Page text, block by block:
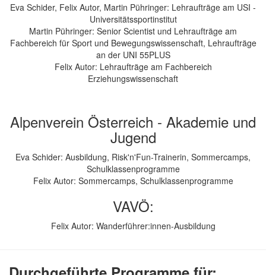
Eva Schider, Felix Autor, Martin Pühringer: Lehraufträge am USI -
Universitätssportinstitut
Martin Pühringer: Senior Scientist und Lehraufträge am
Fachbereich für Sport und Bewegungswissenschaft, Lehraufträge
an der UNI 55PLUS
Felix Autor: Lehraufträge am Fachbereich
Erziehungswissenschaft
Alpenverein Österreich - Akademie und
Jugend
Eva Schider: Ausbildung, Risk'n'Fun-Trainerin, Sommercamps,
Schulklassenprogramme
Felix Autor: Sommercamps, Schulklassenprogramme
VAVÖ:
Felix Autor: Wanderführer:innen-Ausbildung